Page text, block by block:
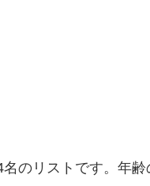
のリストです。年齢